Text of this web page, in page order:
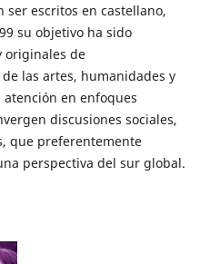
ser escritos en castellano,
su objetivo ha sido
originales de
las artes, humanidades y
atención en enfoques
discusiones sociales,
que preferentemente
perspectiva del sur global.